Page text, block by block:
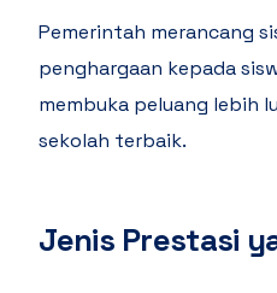
Pemerintah merancang
penghargaan kepada
membuka peluang lebih
sekolah terbaik.
Jenis Prestasi